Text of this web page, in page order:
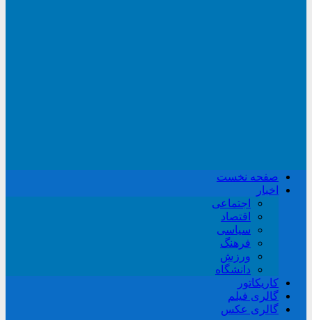
صفحه نخست
اخبار
اجتماعی
اقتصاد
سیاسی
فرهنگ
ورزش
دانشگاه
کاریکاتور
گالری فیلم
گالری عکس